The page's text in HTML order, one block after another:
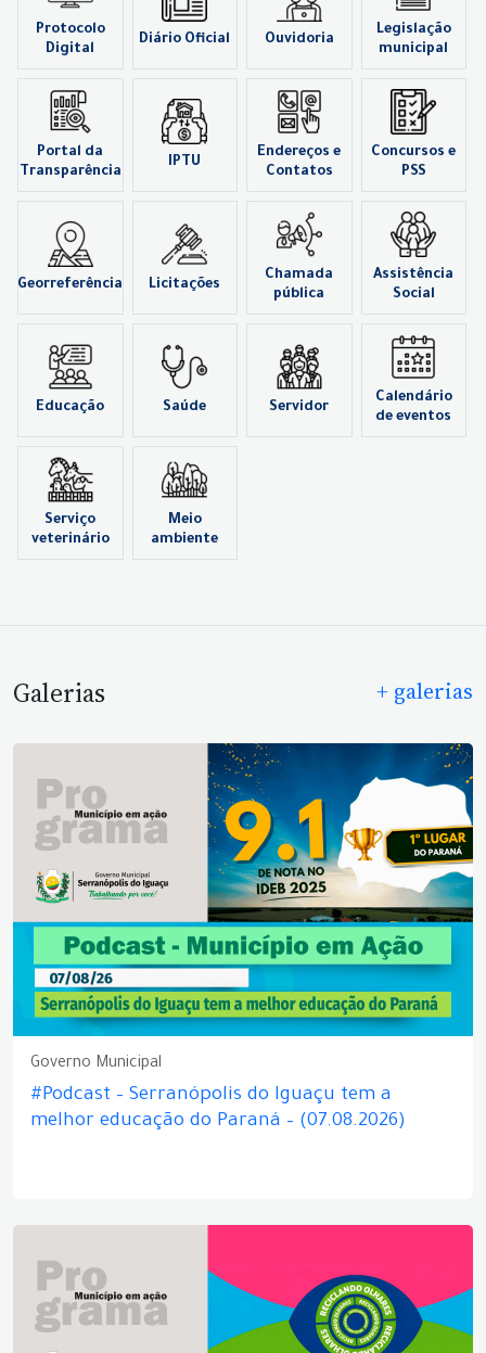
Protocolo
Digital
Diário Oficial Ouvidoria
Legislação
municipal
Portal da
Transparência
IPTU
Endereços e
Contatos
Concursos e
PSS
Georreferência Licitações
Chamada
pública
Assistência
Social
Educação Saúde Servidor
Calendário
de eventos
Serviço
veterinário
Meio
ambiente
Galerias + galerias
Governo Municipal
#Podcast – Serranópolis do Iguaçu tem a
melhor educação do Paraná – (07.08.2026)